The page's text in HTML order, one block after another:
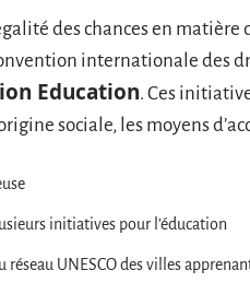
des chances en matière
internationale des
Education. Ces
sociale, les moyens
initiatives pour l’éducation
UNESCO des villes